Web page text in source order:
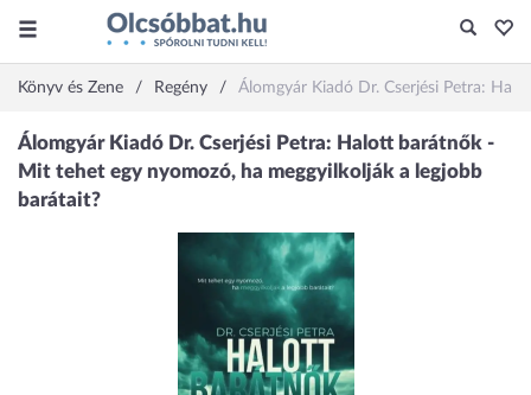
Könyv és Zene Regény Álomgyár Kiadó Dr. Cserjési Petra: